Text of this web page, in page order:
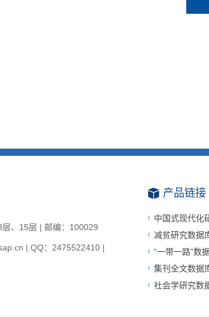
、15层 | 邮编：100029
| QQ：2475522410 |
产品链接
中国式现代化
减贫研究数据
“一带一路”数
集刊全文数据
社会学研究数